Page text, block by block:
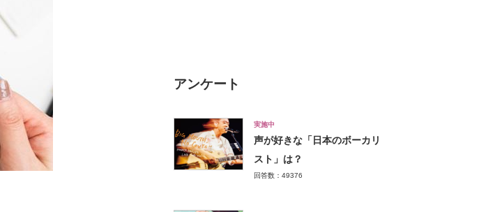
アンケート
実施中
声が好きな「日本のボーカリ
スト」は？
回答数：49376